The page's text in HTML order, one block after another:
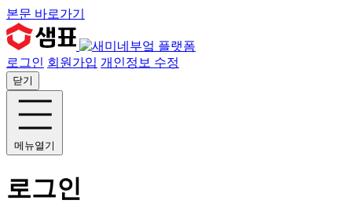
본문 바로가기
로그인 회원가입 개인정보 수정
닫기
메뉴열기
로그인